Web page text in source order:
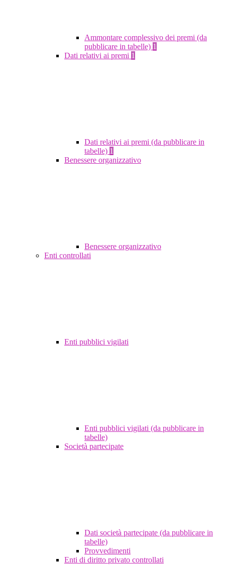
Ammontare complessivo dei premi (da
pubblicare in tabelle) 1
Dati relativi ai premi 1
Dati relativi ai premi (da pubblicare in
tabelle) 1
Benessere organizzativo
Benessere organizzativo
Enti controllati
Enti pubblici vigilati
Enti pubblici vigilati (da pubblicare in
tabelle)
Società partecipate
Dati società partecipate (da pubblicare in
tabelle)
Provvedimenti
Enti di diritto privato controllati